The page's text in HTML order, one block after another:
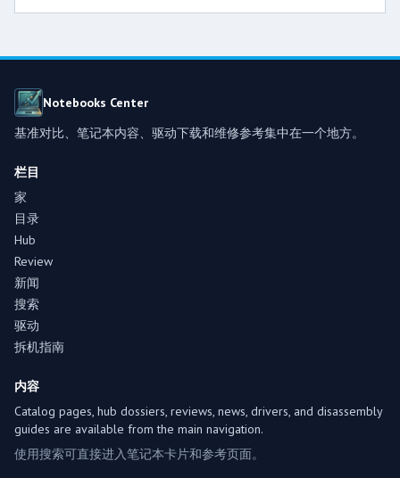
Notebooks Center
基准对比、笔记本内容、驱动下载和维修参考集中在一个地方。
栏目
家
目录
Hub
Review
新闻
搜索
驱动
拆机指南
内容
Catalog pages, hub dossiers, reviews, news, drivers, and disassembly
guides are available from the main navigation.
使用搜索可直接进入笔记本卡片和参考页面。